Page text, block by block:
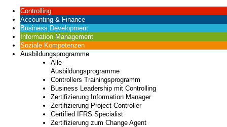
Controlling
Accounting & Finance
Business Development
Information Management
Soziale Kompetenzen
Ausbildungsprogramme
Alle
Ausbildungsprogramme
Controllers Trainingsprogramm
Business Leadership mit Controlling
Zertifizierung Information Manager
Zertifizierung Project Controller
Certified IFRS Specialist
Zertifizierung zum Change Agent